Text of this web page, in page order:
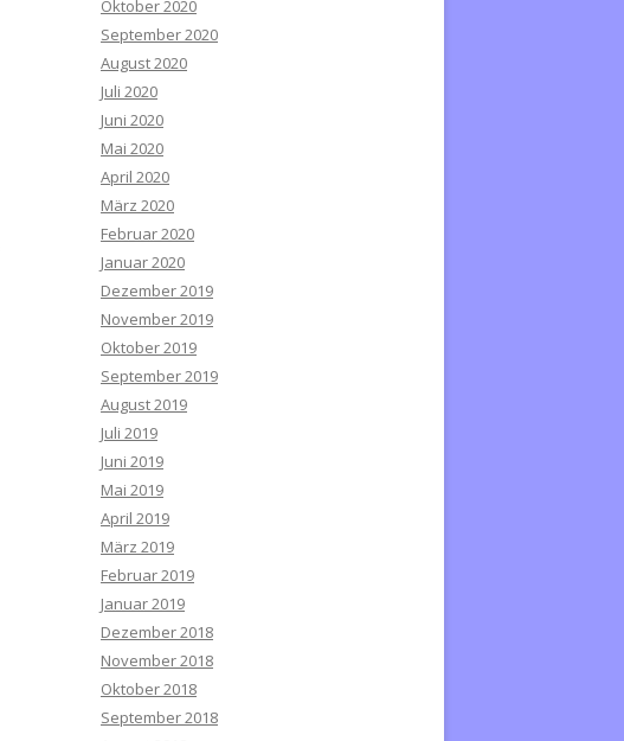
Oktober 2020
September 2020
August 2020
Juli 2020
Juni 2020
Mai 2020
April 2020
März 2020
Februar 2020
Januar 2020
Dezember 2019
November 2019
Oktober 2019
September 2019
August 2019
Juli 2019
Juni 2019
Mai 2019
April 2019
März 2019
Februar 2019
Januar 2019
Dezember 2018
November 2018
Oktober 2018
September 2018